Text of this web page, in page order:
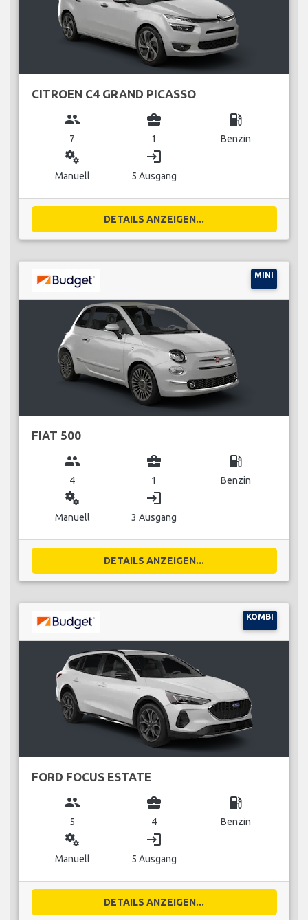
CITROEN C4 GRAND PICASSO
group
7
business_center
1
local_gas_station
Benzin
miscellaneous_services
Manuell
login
5 Ausgang
DETAILS ANZEIGEN...
MINI
FIAT 500
group
4
business_center
1
local_gas_station
Benzin
miscellaneous_services
Manuell
login
3 Ausgang
DETAILS ANZEIGEN...
KOMBI
FORD FOCUS ESTATE
group
5
business_center
4
local_gas_station
Benzin
miscellaneous_services
Manuell
login
5 Ausgang
DETAILS ANZEIGEN...